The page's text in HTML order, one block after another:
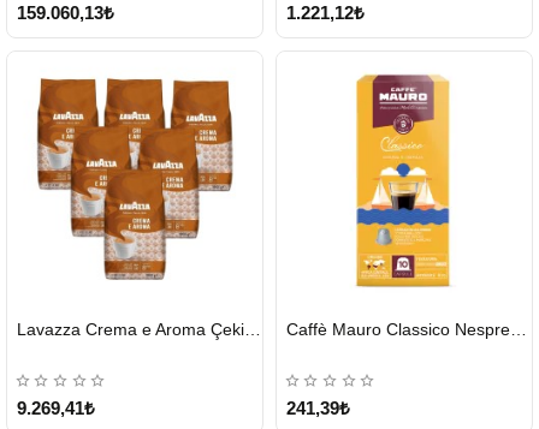
159.060,13₺ 1.221,12₺
GÖNDERİ
9.269,41₺
GÖNDERİ
Caffè Mauro Classico Nespresso Kapsül
241,39₺